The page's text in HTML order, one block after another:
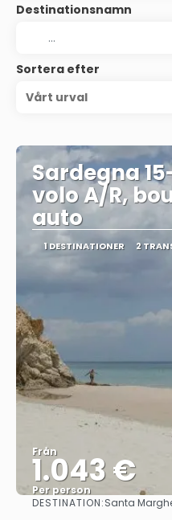
Destinationsnamn
Sortera efter
Vårt urval
Sardegna
volo A/R,
auto
1 DESTINATIONER 2
Från
1.043 €
Per person
DESTINATION:Santa